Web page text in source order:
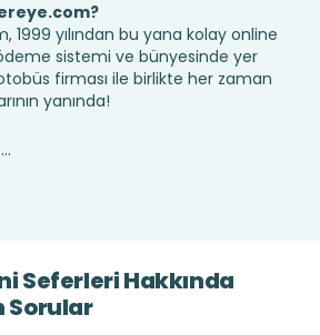
1999 yılından bu yana kolay online
sistemi ve bünyesinde yer
firması ile birlikte her zaman
yanında!
Seferleri Hakkında
Sorular